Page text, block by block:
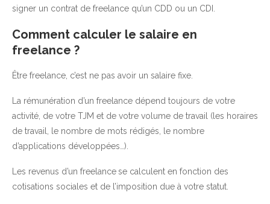
signer un contrat de freelance qu’un CDD ou un CDI.
Comment calculer le salaire en
freelance ?
Être freelance, c’est ne pas avoir un salaire fixe.
La rémunération d’un freelance dépend toujours de votre
activité, de votre TJM et de votre volume de travail (les horaires
de travail, le nombre de mots rédigés, le nombre
d’applications développées…).
Les revenus d’un freelancese calculent en fonction des
cotisations sociales et de l’imposition due à votre statut.